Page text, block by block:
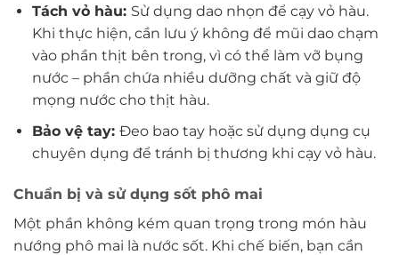
Tách vỏ hàu: Sử dụng dao nhọn để cạy vỏ hàu.
Khi thực hiện, cần lưu ý không để mũi dao chạm
vào phần thịt bên trong, vì có thể làm vỡ bụng
nước – phần chứa nhiều dưỡng chất và giữ độ
mọng nước cho thịt hàu.
Bảo vệ tay: Đeo bao tay hoặc sử dụng dụng cụ
chuyên dụng để tránh bị thương khi cạy vỏ hàu.
Chuẩn bị và sử dụng sốt phô mai
Một phần không kém quan trọng trong món hàu
nướng phô mai là nước sốt. Khi chế biến, bạn cần